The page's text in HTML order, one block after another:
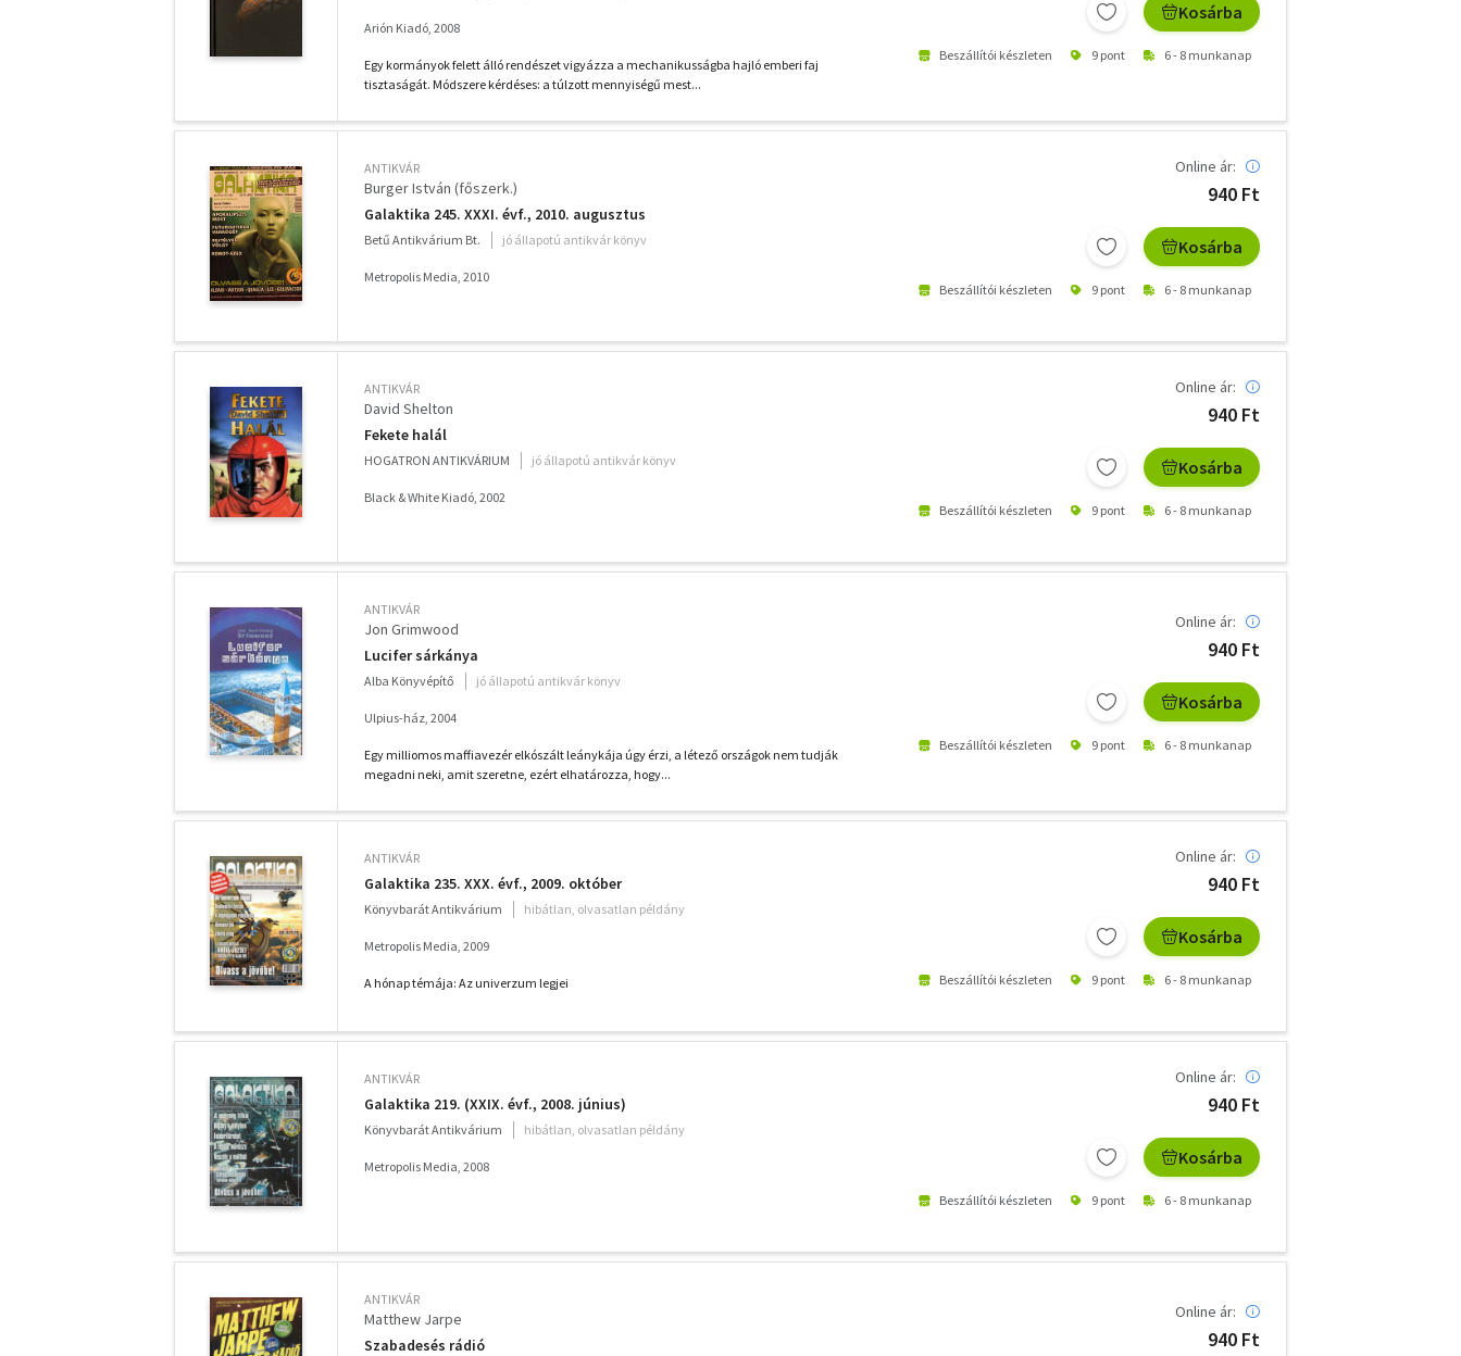
Arión Kiadó, 2008
Egy kormányok felett álló rendészet vigyázza a mechanikusságba hajló emberi faj
tisztaságát. Módszere kérdéses: a túlzott mennyiségű mest...
Kosárba
Beszállítói készleten 9 pont 6 - 8 munkanap
ANTIKVÁR
Burger István (főszerk.)
Galaktika 245. XXXI. évf., 2010. augusztus
Betű Antikvárium Bt. jó állapotú antikvár könyv
Metropolis Media, 2010
Online ár:
940 Ft
Kosárba
Beszállítói készleten 9 pont 6 - 8 munkanap
ANTIKVÁR
David Shelton
Fekete halál
HOGATRON ANTIKVÁRIUM jó állapotú antikvár könyv
Black & White Kiadó, 2002
Online ár:
940 Ft
Kosárba
Beszállítói készleten 9 pont 6 - 8 munkanap
ANTIKVÁR
Jon Grimwood
Lucifer sárkánya
Alba Könyvépítő jó állapotú antikvár könyv
Ulpius-ház, 2004
Egy milliomos maffiavezér elkószált leánykája úgy érzi, a létező országok nem tudják
megadni neki, amit szeretne, ezért elhatározza, hogy...
Online ár:
940 Ft
Kosárba
Beszállítói készleten 9 pont 6 - 8 munkanap
ANTIKVÁR
Galaktika 235. XXX. évf., 2009. október
Könyvbarát Antikvárium hibátlan, olvasatlan példány
Metropolis Media, 2009
A hónap témája: Az univerzum legjei
Online ár:
940 Ft
Kosárba
Beszállítói készleten 9 pont 6 - 8 munkanap
ANTIKVÁR
Galaktika 219. (XXIX. évf., 2008. június)
Könyvbarát Antikvárium hibátlan, olvasatlan példány
Metropolis Media, 2008
Online ár:
940 Ft
Kosárba
Beszállítói készleten 9 pont 6 - 8 munkanap
ANTIKVÁR
Matthew Jarpe
Szabadesés rádió
Online ár:
940 Ft